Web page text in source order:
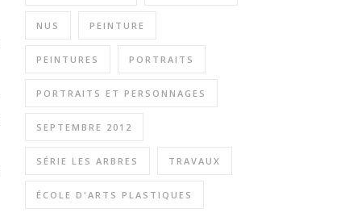
NUS PEINTURE
PEINTURES PORTRAITS
PORTRAITS ET PERSONNAGES
SEPTEMBRE 2012
SÉRIE LES ARBRES TRAVAUX
ÉCOLE D'ARTS PLASTIQUES